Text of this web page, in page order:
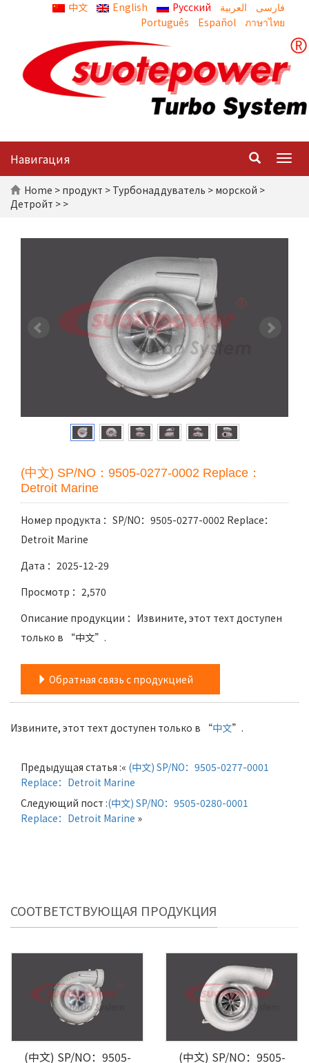
中文 English Русский العربية
Português
Español ภาษาไทย
Навигация
Home > продукт > Турбонаддуватель > морской >
Детройт > >
(中文) SP/NO：9505-0277-0002 Replace：
Detroit Marine
Номер продукта ：SP/NO：9505-0277-0002 Replace：
Detroit Marine
Дата ：2025-12-29
Просмотр ：2,570
Описание продукции ：Извините, этот техт доступен
только в “中文”.
Обратная связь с продукцией
Извините, этот техт доступен только в “中文”.
Предыдущая статья :« (中文) SP/NO：9505-0277-0001
Replace：Detroit Marine
Следующий пост :(中文) SP/NO：9505-0280-0001
Replace：Detroit Marine »
СООТВЕТСТВУЮЩАЯ ПРОДУКЦИЯ
(中文) SP/NO：9505-
(中文) SP/NO：9505-